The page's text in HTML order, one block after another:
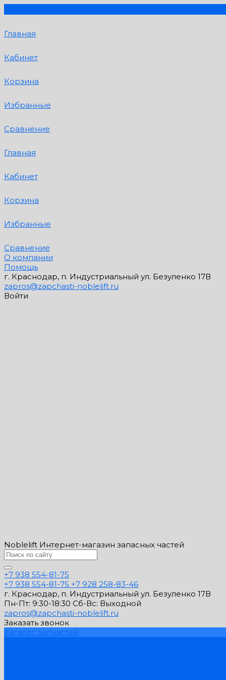
Главная
Кабинет
Корзина
Избранные
Сравнение
Главная
Кабинет
Корзина
Избранные
Сравнение
О компании
Помощь
г. Краснодар, п. Индустриальный ул. Безуленко 17В
zapros@zapchasti-noblelift.ru
Войти
Noblelift Интернет-магазин запасных частей
+7 938 554-81-75
+7 938 554-81-75 +7 928 258-83-46
г. Краснодар, п. Индустриальный ул. Безуленко 17В
Пн-Пт: 9:30-18:30 Cб-Вс: Выходной
zapros@zapchasti-noblelift.ru
Заказать звонок
Каталог запчастей